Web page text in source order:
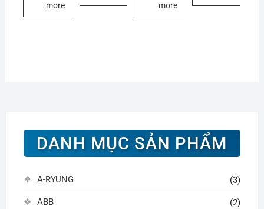
more
more
DANH MỤC SẢN PHẨM
A-RYUNG (3)
ABB (2)